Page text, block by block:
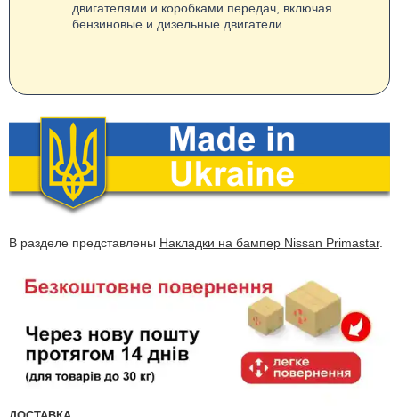
двигателями и коробками передач, включая
бензиновые и дизельные двигатели.
В разделе представлены Накладки на бампер Nissan Primastar.